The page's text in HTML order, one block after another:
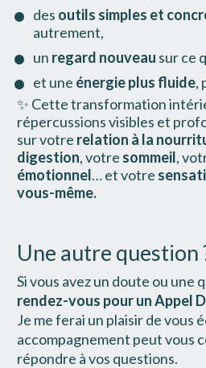
des outils simples et
autrement,
un regard nouveau sur ce
et une énergie plus fluide,
✨ Cette transformation
répercussions visibles et
sur votre relation à la
digestion, votre sommeil,
émotionnel… et votre
vous-même.
Une autre question
Si vous avez un doute ou une
rendez-vous pour un Appel
Je me ferai un plaisir de vous
accompagnement peut vous
répondre à vos questions.